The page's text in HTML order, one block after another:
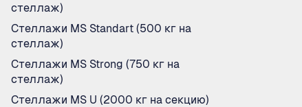
стеллаж)
Стеллажи MS Standart (500 кг на
стеллаж)
Стеллажи MS Strong (750 кг на
стеллаж)
Стеллажи MS U (2000 кг на секцию)